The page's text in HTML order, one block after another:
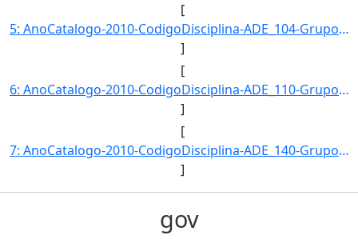
[
5: AnoCatalogo-2010-CodigoDisciplina-ADE_104-GrupoDisciplina-ADE-Disciplina-Teoria_Geral_da_Administrac]
]
[
6: AnoCatalogo-2010-CodigoDisciplina-ADE_110-GrupoDisciplina-ADE-Disciplina-Contabilidade_Geral-CargaHo]
]
[
7: AnoCatalogo-2010-CodigoDisciplina-ADE_140-GrupoDisciplina-ADE-Disciplina-Ambiente-_Estrutura_e_Admin]
]
gov